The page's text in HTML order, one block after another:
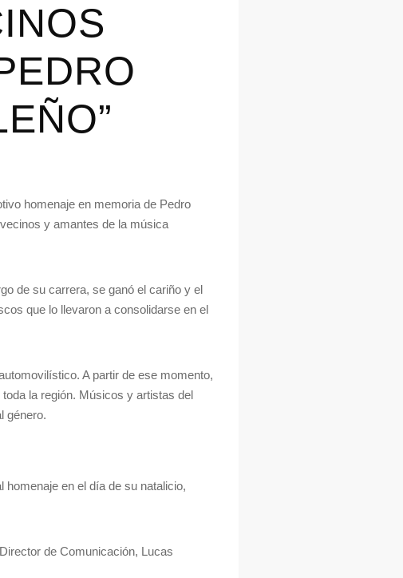
homenaje en memoria de Pedro
y amantes de la música
de su carrera, se ganó el cariño y el
que lo llevaron a consolidarse en el
A partir de ese momento,
la región. Músicos y artistas del
género.
en el día de su natalicio,
de Comunicación, Lucas